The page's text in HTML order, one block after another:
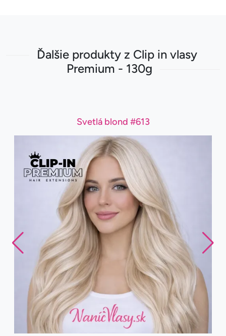
Ďalšie produkty z Clip in vlasy
Premium - 130g
Svetlá blond #613